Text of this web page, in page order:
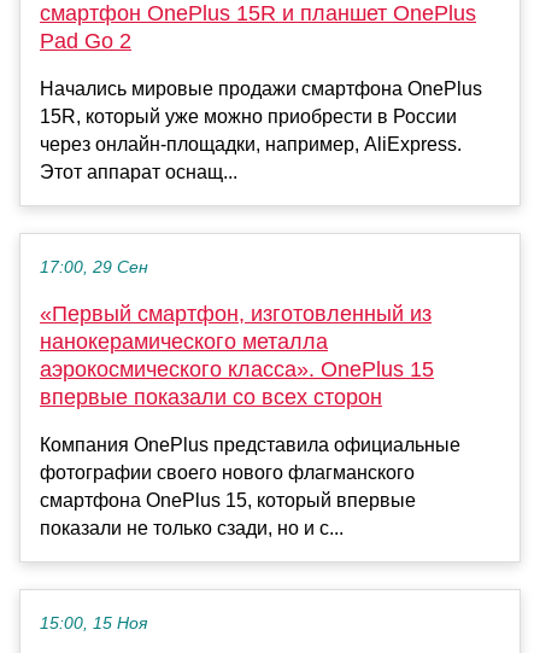
смартфон OnePlus 15R и планшет OnePlus
Pad Go 2
Начались мировые продажи смартфона OnePlus
15R, который уже можно приобрести в России
через онлайн-площадки, например, AliExpress.
Этот аппарат оснащ...
17:00, 29 Сен
«Первый смартфон, изготовленный из
нанокерамического металла
аэрокосмического класса». OnePlus 15
впервые показали со всех сторон
Компания OnePlus представила официальные
фотографии своего нового флагманского
смартфона OnePlus 15, который впервые
показали не только сзади, но и с...
15:00, 15 Ноя